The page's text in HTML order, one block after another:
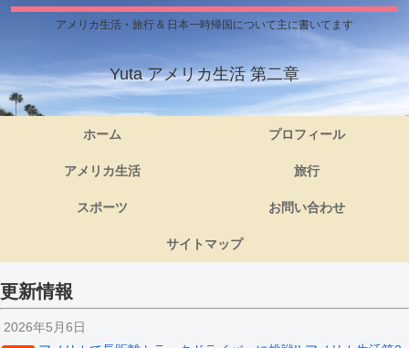
アメリカ生活・旅行 & 日本一時帰国について主に書いてます
Yuta アメリカ生活 第二章
ホーム プロフィール
アメリカ生活 旅行
スポーツ お問い合わせ
サイトマップ
更新情報
2026年5月6日